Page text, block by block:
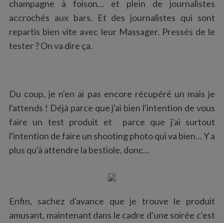
champagne à foison… et plein de journalistes
accrochés aux bars. Et des journalistes qui sont
repartis bien vite avec leur Massager. Pressés de le
tester ? On va dire ça.
Du coup, je n'en ai pas encore récupéré un mais je
l'attends ! Déjà parce que j'ai bien l'intention de vous
faire un test produit et parce que j'ai surtout
l'intention de faire un shooting photo qui va bien… Y a
plus qu'à attendre la bestiole, donc…
Enfin, sachez d'avance que je trouve le produit
amusant, maintenant dans le cadre d'une soirée c'est